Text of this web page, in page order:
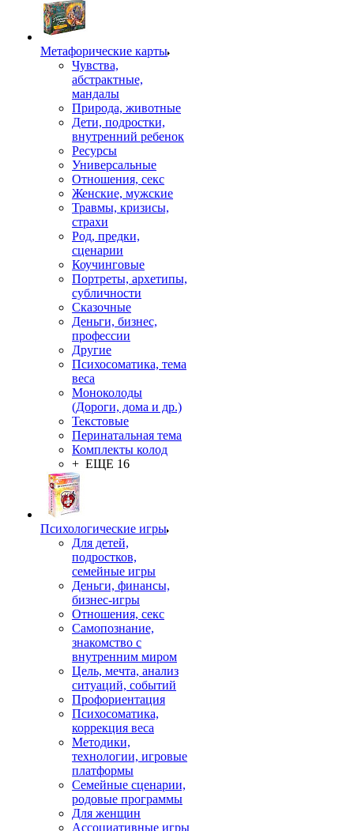
Mетафорические карты
Чувства,
абстрактные,
мандалы
Природа, животные
Дети, подростки,
внутренний ребенок
Ресурсы
Универсальные
Отношения, секс
Женские, мужские
Травмы, кризисы,
страхи
Род, предки,
сценарии
Коучинговые
Портреты, архетипы,
субличности
Сказочные
Деньги, бизнес,
профессии
Другие
Психосоматика, тема
веса
Моноколоды
(Дороги, дома и др.)
Текстовые
Перинатальная тема
Комплекты колод
+ ЕЩЕ 16
Психологические игры
Для детей,
подростков,
семейные игры
Деньги, финансы,
бизнес-игры
Отношения, секс
Самопознание,
знакомство с
внутренним миром
Цель, мечта, анализ
ситуаций, событий
Профориентация
Психосоматика,
коррекция веса
Методики,
технологии, игровые
платформы
Семейные сценарии,
родовые программы
Для женщин
Ассоциативные игры